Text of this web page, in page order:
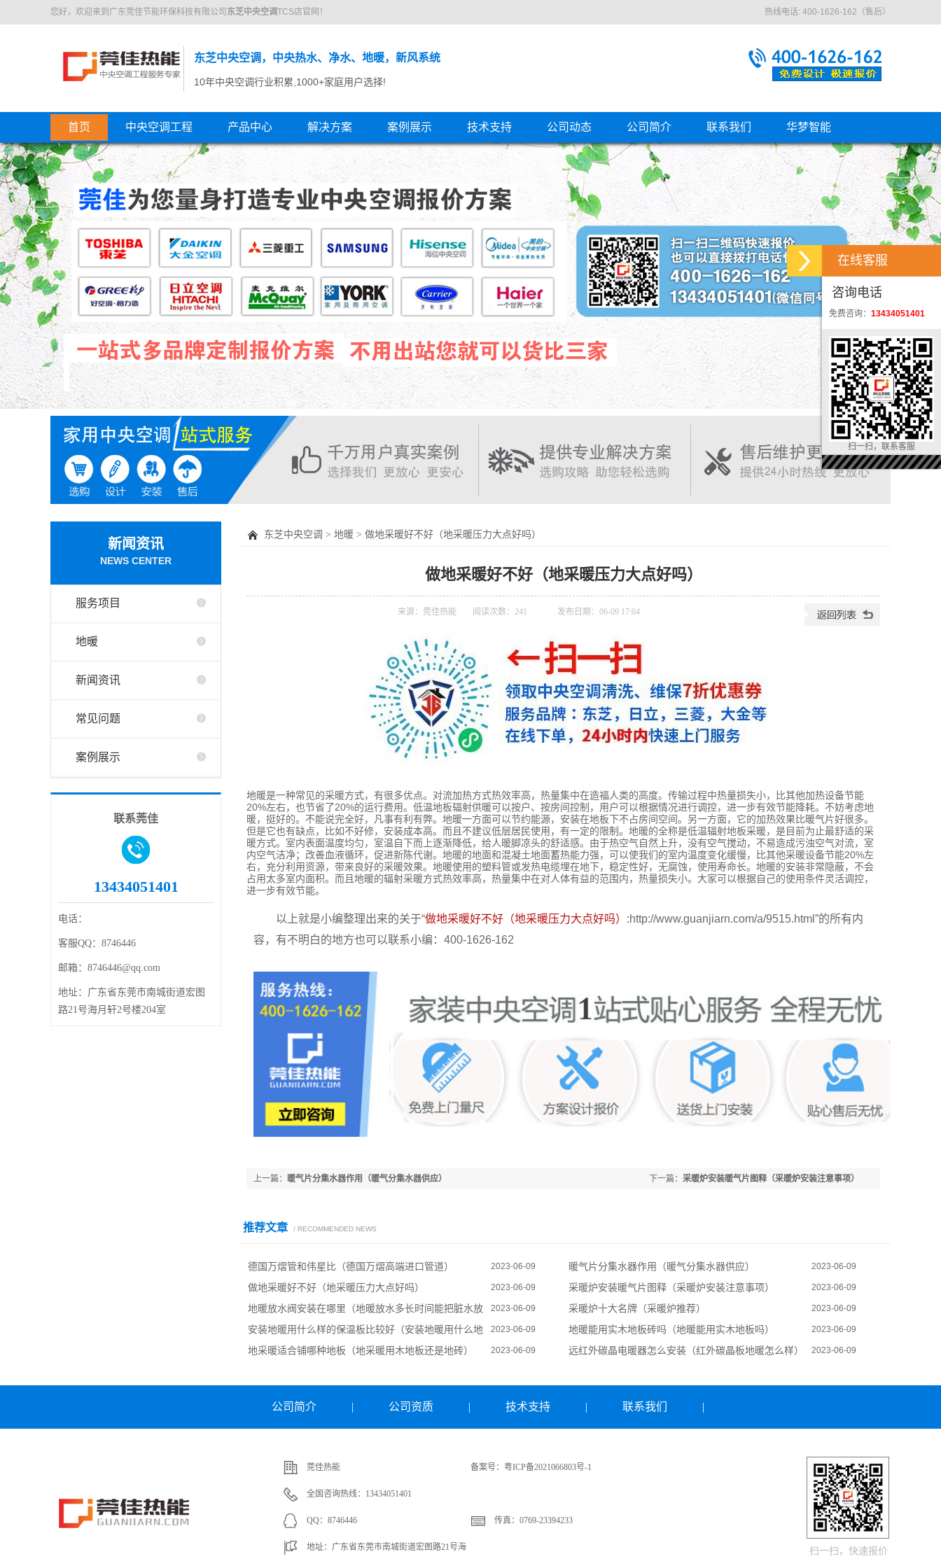
热线电话: 400-1626-162（售后）
您好，欢迎来到广东莞佳节能环保科技有限公司 东芝中央空调TCS店官网！
东芝中央空调，中央热水、净水、地暖，新风系统
10年中央空调行业积累,1000+家庭用户选择!
首页 中央空调工程 产品中心 解决方案 案例展示 技术支持 公司动态 公司简介 联系我们 华梦智能
新闻资讯
NEWS CENTER
服务项目
地暖
新闻资讯
常见问题
案例展示
联系莞佳
13434051401
电话：
客服QQ： 8746446
邮箱： 8746446@qq.com
地址：广东省东莞市南城街道宏图
路21号海月轩2号楼204室
东芝中央空调 > 地暖 > 做地采暖好不好（地采暖压力大点好吗）
做地采暖好不好（地采暖压力大点好吗）
来源：莞佳热能 阅读次数： 241 发布日期：06-09 17:04
地暖是一种常见的采暖方式，有很多优点。对流加热方式热效率高，热量集中在造福人类的高度。传输过程中热量损失小，比其他加热设备节能
20%左右，也节省了20%的运行费用。低温地板辐射供暖可以按户、按房间控制，用户可以根据情况进行调控，进一步有效节能降耗。不妨考虑地
暖，挺好的。不能说完全好，凡事有利有弊。地暖一方面可以节约能源，安装在地板下不占房间空间。另一方面，它的加热效果比暖气片好很多。
但是它也有缺点，比如不好修，安装成本高。而且不建议低层居民使用，有一定的限制。地暖的全称是低温辐射地板采暖，是目前为止最舒适的采
暖方式。室内表面温度均匀，室温自下而上逐渐降低，给人暖脚凉头的舒适感。由于热空气自然上升，没有空气搅动，不易造成污浊空气对流，室
内空气洁净；改善血液循环，促进新陈代谢。地暖的地面和混凝土地面蓄热能力强，可以使我们的室内温度变化缓慢，比其他采暖设备节能20%左
右，充分利用资源，带来良好的采暖效果。地暖使用的塑料管或发热电缆埋在地下，稳定性好，无腐蚀，使用寿命长。地暖的安装非常隐蔽，不会
占用太多室内面积。而且地暖的辐射采暖方式热效率高，热量集中在对人体有益的范围内，热量损失小。大家可以根据自己的使用条件灵活调控，
进一步有效节能。
以上就是小编整理出来的关于“做地采暖好不好（地采暖压力大点好吗） :http://www.guanjiarn.com/a/9515.html”的所有内
容，有不明白的地方也可以联系小编：400-1626-162
下一篇： 采暖炉安装暖气片图释（采暖炉安装注意事项）
上一篇： 暖气片分集水器作用（暖气分集水器供应）
推荐文章 / RECOMMENDED NEWS
2023-06-09
德国万熠管和伟星比（德国万熠高端进口管道） 2023-06-09
暖气片分集水器作用（暖气分集水器供应）
2023-06-09
做地采暖好不好（地采暖压力大点好吗） 2023-06-09
采暖炉安装暖气片图释（采暖炉安装注意事项）
2023-06-09
地暖放水阀安装在哪里（地暖放水多长时间能把脏水放
干净）
2023-06-09
采暖炉十大名牌（采暖炉推荐）
2023-06-09
安装地暖用什么样的保温板比较好（安装地暖用什么地
板好）
2023-06-09
地暖能用实木地板砖吗（地暖能用实木地板吗）
2023-06-09
地采暖适合铺哪种地板（地采暖用木地板还是地砖） 2023-06-09
远红外碳晶电暖器怎么安装（红外碳晶板地暖怎么样）
公司简介 | 公司资质 | 技术支持 | 联系我们 |
莞佳热能 备案号： 粤ICP备2021066803号-1
全国咨询热线：13434051401
QQ：8746446 传真：0769-23394233
地址：广东省东莞市南城街道宏图路21号海 扫一扫，快速报价
在线客服
咨询电话
免费咨询： 13434051401
扫一扫，联系客服